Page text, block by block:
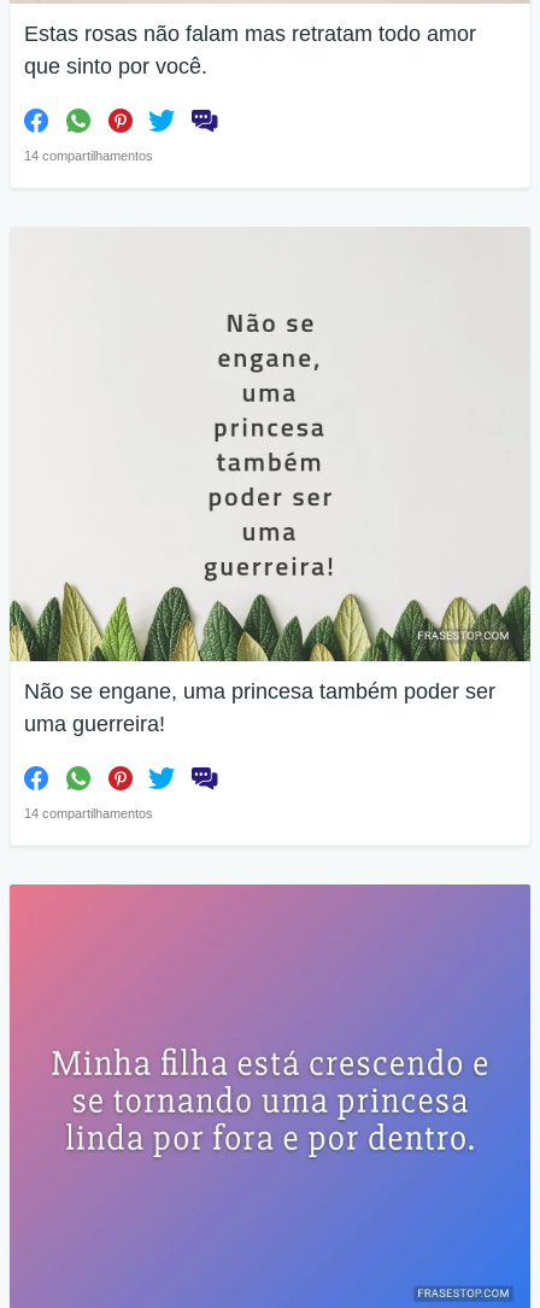
Estas rosas não falam mas retratam todo amor
que sinto por você.
14 compartilhamentos
Não se engane, uma princesa também poder ser
uma guerreira!
14 compartilhamentos